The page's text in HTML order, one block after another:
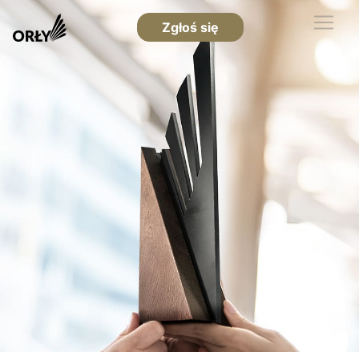
Zgłoś się